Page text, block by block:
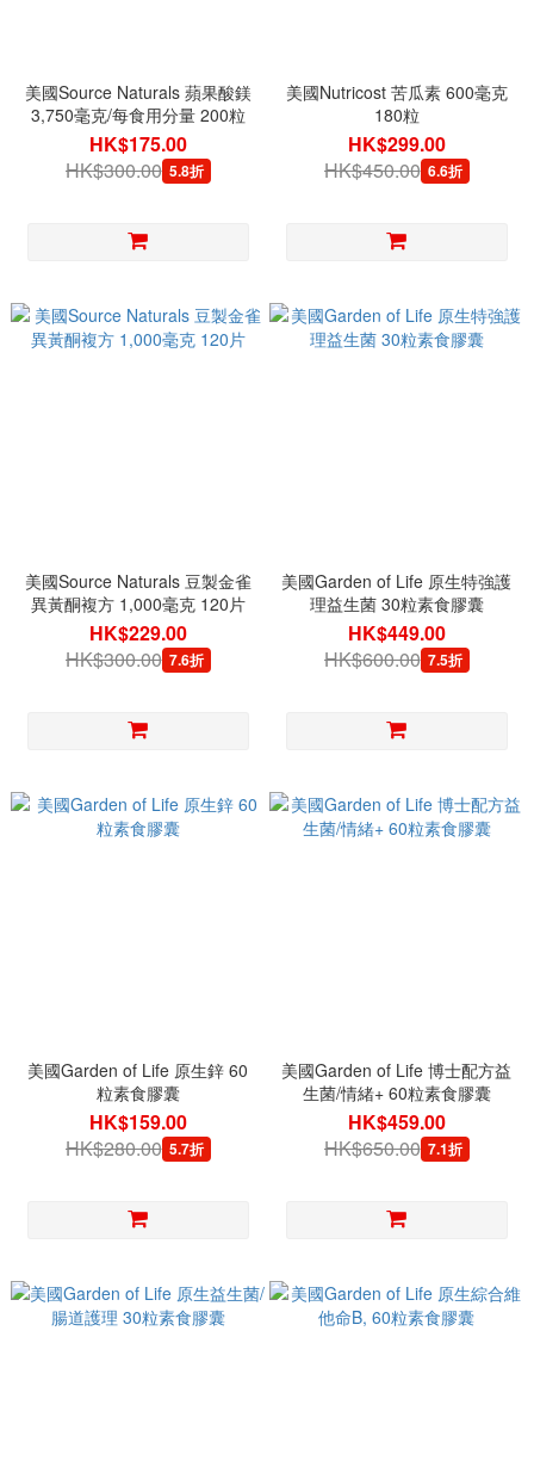
美國Source Naturals 蘋果酸鎂
3,750毫克/每食用分量 200粒
HK$175.00
HK$300.00 5.8折
美國Nutricost 苦瓜素 600毫克
180粒
HK$299.00
HK$450.00 6.6折
美國Source Naturals 豆製金雀
異黃酮複方 1,000毫克 120片
HK$229.00
HK$300.00 7.6折
美國Garden of Life 原生特強護
理益生菌 30粒素食膠囊
HK$449.00
HK$600.00 7.5折
美國Garden of Life 原生鋅 60
粒素食膠囊
HK$159.00
HK$280.00 5.7折
美國Garden of Life 博士配方益
生菌/情緒+ 60粒素食膠囊
HK$459.00
HK$650.00 7.1折